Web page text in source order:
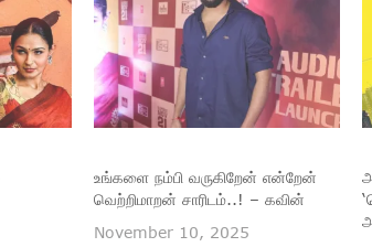
உங்களை நம்பி வருகிறேன் என்றேன்
வெற்றிமாறன் சாரிடம்..! – கவின்
November 10, 2025